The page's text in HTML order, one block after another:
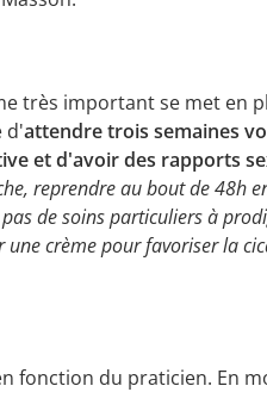
très important se met en
d'attendre trois semaines
et d'avoir des rapports
reprendre au bout de 48h
de soins particuliers à
une crème pour favoriser la
fonction du praticien. En